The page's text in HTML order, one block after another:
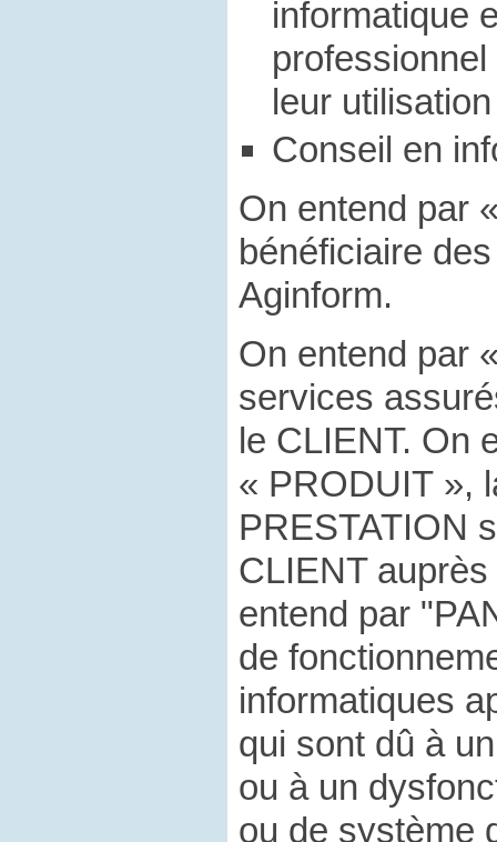
informatique
leur
Conseil en
On entend par
bénéficiaire
Aginform.
On entend par
services
le CLIENT. On
« PRODUIT »,
PRESTATION
CLIENT
entend par
de
informatiques
qui sont dû à
ou à un
ou de système